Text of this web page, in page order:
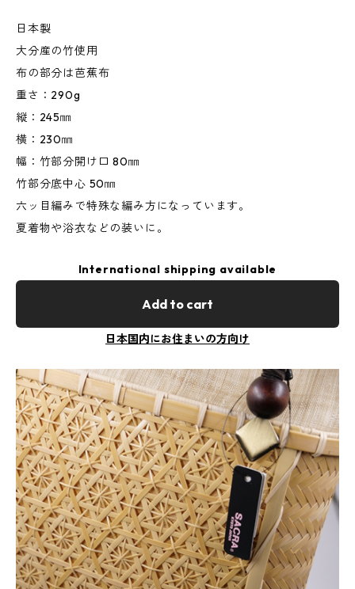
日本製
大分産の竹使用
布の部分は芭蕉布
重さ：290g
縦：245㎜
横：230㎜
幅：竹部分開け口 80㎜
竹部分底中心 50㎜
六ッ目編みで特殊な編み方になっています。
夏着物や浴衣などの装いに。
International shipping available
Add to cart
日本国内にお住まいの方向け